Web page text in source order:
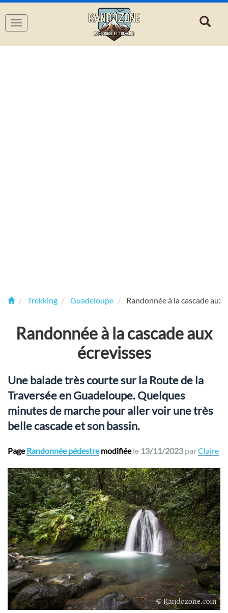
Navigation
Trekking Guadeloupe Randonnée à la cascade aux
Randonnée à la cascade aux
écrevisses
Une balade très courte sur la Route de la
Traversée en Guadeloupe. Quelques
minutes de marche pour aller voir une très
belle cascade et son bassin.
PageRandonnée pédestremodifiéele 13/11/2023 parClaire